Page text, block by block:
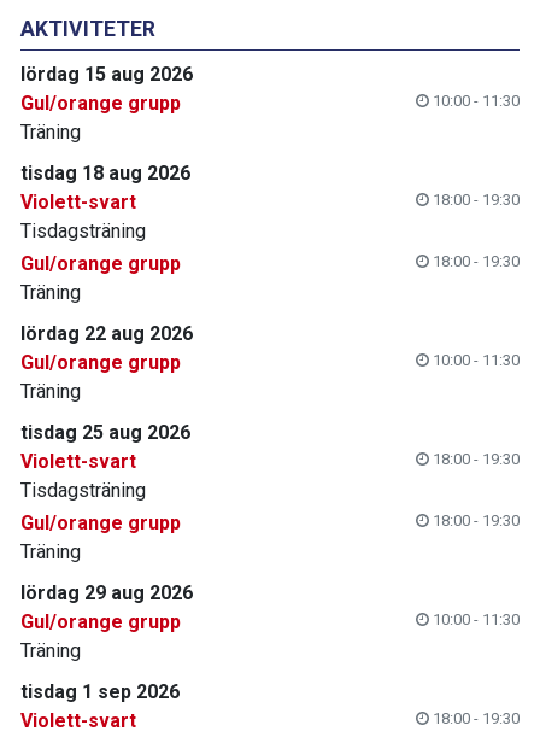
AKTIVITETER
lördag 15 aug 2026
Gul/orange grupp
10:00 - 11:30
Träning
tisdag 18 aug 2026
Violett-svart
18:00 - 19:30
Tisdagsträning
Gul/orange grupp
18:00 - 19:30
Träning
lördag 22 aug 2026
Gul/orange grupp
10:00 - 11:30
Träning
tisdag 25 aug 2026
Violett-svart
18:00 - 19:30
Tisdagsträning
Gul/orange grupp
18:00 - 19:30
Träning
lördag 29 aug 2026
Gul/orange grupp
10:00 - 11:30
Träning
tisdag 1 sep 2026
Violett-svart
18:00 - 19:30